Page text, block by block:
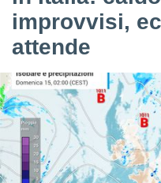
per
le
di
Web
le
improvvisi,
attende